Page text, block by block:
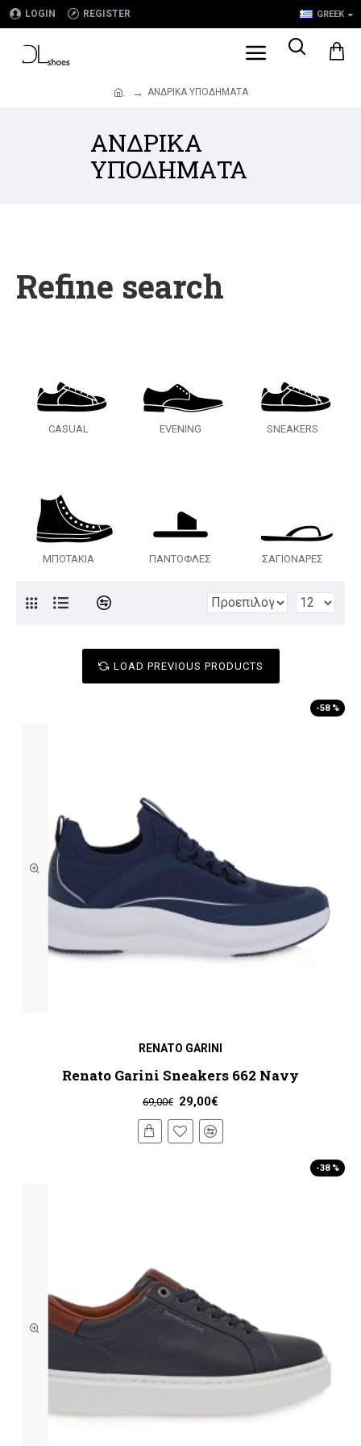
LOGIN REGISTER GREEK
. ΑΝΔΡΙΚΑ ΥΠΟΔΗΜΑΤΑ
ΑΝΔΡΙΚΑ
ΥΠΟΔΗΜΑΤΑ
Refine search
CASUAL EVENING SNEAKERS
ΜΠΟΤΑΚΙΑ ΠΑΝΤΟΦΛΕΣ ΣΑΓΙΟΝΑΡΕΣ
LOAD PREVIOUS PRODUCTS
-58 %
RENATO GARINI
Renato Garini Sneakers 662 Navy
29,00€
69,00€
-38 %